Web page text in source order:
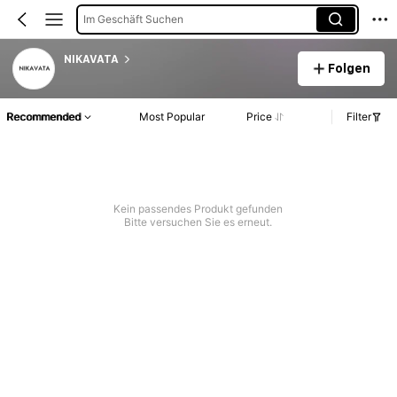
Im Geschäft Suchen
NIKAVATA
Folgen
Recommended Most Popular Price Filter
Kein passendes Produkt gefunden
Bitte versuchen Sie es erneut.